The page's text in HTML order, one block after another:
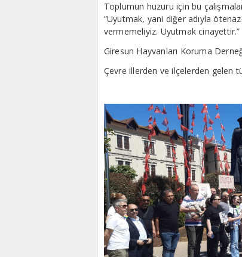
Toplumun huzuru için bu çalışmalar
“Uyutmak, yani diğer adıyla
vermemeliyiz. Uyutmak cinayettir.”
Giresun Hayvanları Koruma
Çevre illerden ve ilçelerden gelen